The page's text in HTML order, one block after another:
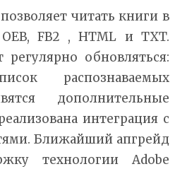
читать книги в
FB2 , HTML и TXT.
обновляться:
распознаваемых
дополнительные
интеграция с
Ближайший апгрейд
технологии Adobe